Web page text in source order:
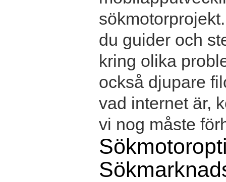
du guider och
kring olika
också djupare
vad internet är,
vi nog måste